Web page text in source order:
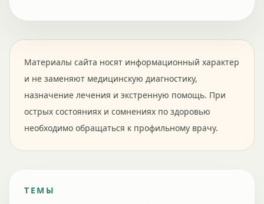
Материалы сайта носят информационный характер
и не заменяют медицинскую диагностику,
назначение лечения и экстренную помощь. При
острых состояниях и сомнениях по здоровью
необходимо обращаться к профильному врачу.
ТЕМЫ